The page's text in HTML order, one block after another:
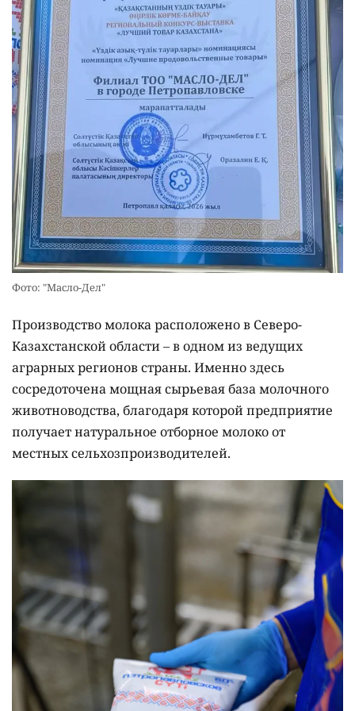
Фото: "Масло-Дел"
Производство молока расположено в Северо-
Казахстанской области – в одном из ведущих
аграрных регионов страны. Именно здесь
сосредоточена мощная сырьевая база молочного
животноводства, благодаря которой предприятие
получает натуральное отборное молоко от
местных сельхозпроизводителей.